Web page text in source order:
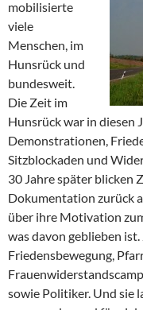
mobilisierte
viele
Menschen, im
Hunsrück und
bundesweit.
Die Zeit im
Hunsrück war in diesen
Demonstrationen,
Sitzblockaden und
30 Jahre später blicken
Dokumentation zurück
über ihre Motivation
was davon geblieben
Friedensbewegung,
sowie Politiker. Und sie